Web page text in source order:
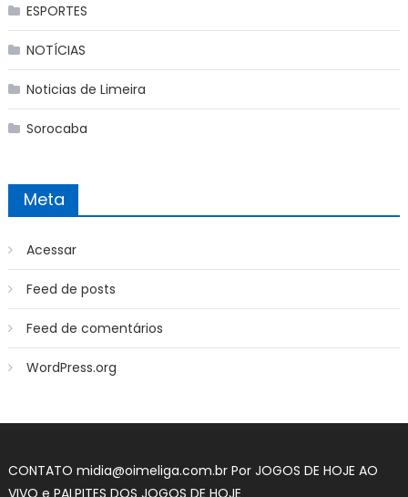
ESPORTES
NOTÍCIAS
Noticias de Limeira
Sorocaba
Meta
Acessar
Feed de posts
Feed de comentários
WordPress.org
CONTATO midia@oimeliga.com.brPor JOGOS DE HOJE AO
VIVO e PALPITES DOS JOGOS DE HOJE